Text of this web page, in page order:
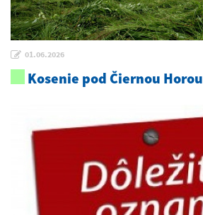
01.06.2026
Kosenie pod Čiernou Horou